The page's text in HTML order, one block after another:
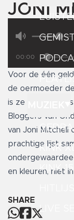
KINK
KINK
LIVE
JONI
00:00
Voor de één
de oermoeder
is ze
Bloggers van
van Joni Mitchell
prachtige lijst
en kleuren, niet
SHARE